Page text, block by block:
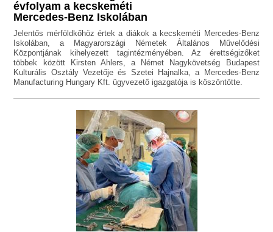
évfolyam a kecskeméti
Mercedes-Benz Iskolában
Jelentős mérföldkőhöz értek a diákok a kecskeméti Mercedes-Benz
Iskolában, a Magyarországi Németek Általános Művelődési
Központjának kihelyezett tagintézményében. Az érettségizőket
többek között Kirsten Ahlers, a Német Nagykövetség Budapest
Kulturális Osztály Vezetője és Szetei Hajnalka, a Mercedes-Benz
Manufacturing Hungary Kft. ügyvezető igazgatója is köszöntötte.